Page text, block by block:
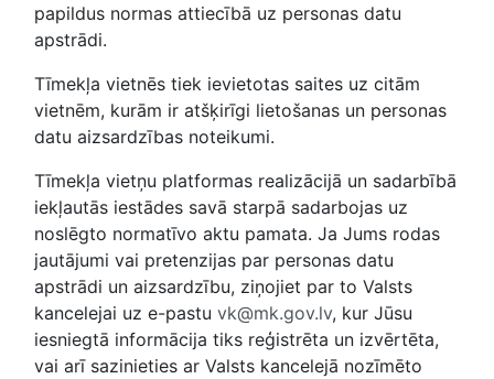
papildus normas attiecībā uz personas datu
apstrādi.
Tīmekļa vietnēs tiek ievietotas saites uz citām
vietnēm, kurām ir atšķirīgi lietošanas un personas
datu aizsardzības noteikumi.
Tīmekļa vietņu platformas realizācijā un sadarbībā
iekļautās iestādes savā starpā sadarbojas uz
noslēgto normatīvo aktu pamata. Ja Jums rodas
jautājumi vai pretenzijas par personas datu
apstrādi un aizsardzību, ziņojiet par to Valsts
kancelejai uz e-pastu vk@mk.gov.lv, kur Jūsu
iesniegtā informācija tiks reģistrēta un izvērtēta,
vai arī sazinieties ar Valsts kancelejā nozīmēto